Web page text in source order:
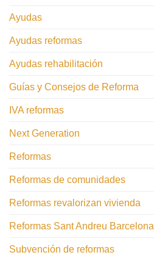
Ayudas
Ayudas reformas
Ayudas rehabilitación
Guías y Consejos de Reforma
IVA reformas
Next Generation
Reformas
Reformas de comunidades
Reformas revalorizan vivienda
Reformas Sant Andreu Barcelona
Subvención de reformas